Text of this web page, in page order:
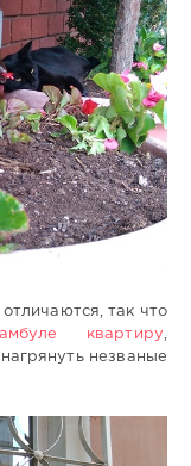
так что
квартиру,
незваные